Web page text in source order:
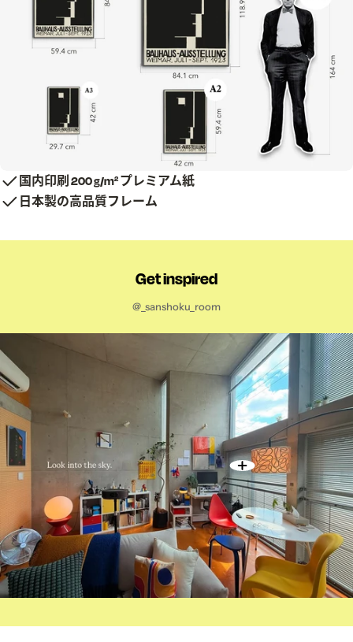
国内印刷 200 g/m² プレミアム紙
日本製の高品質フレーム
Get inspired
@_sanshoku_room